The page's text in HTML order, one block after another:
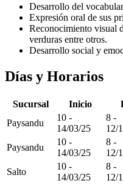
Desarrollo del
Expresión oral de sus
Reconocimiento visual
verduras entre otros.
Desarrollo social y
Días y Horarios
Sucursal Inicio
Paysandu
10 -
14/03/25
8 -
12/
Paysandu
10 -
14/03/25
8 -
12/
Salto
10 -
14/03/25
8 -
12/